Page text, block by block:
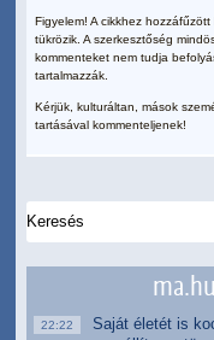
Figyelem! A cikkhez
tükrözik. A szerkesztőség
kommenteket nem tudja
tartalmazzák.
Kérjük, kulturáltan, mások
tartásával kommenteljenek!
22:22
Saját életét is